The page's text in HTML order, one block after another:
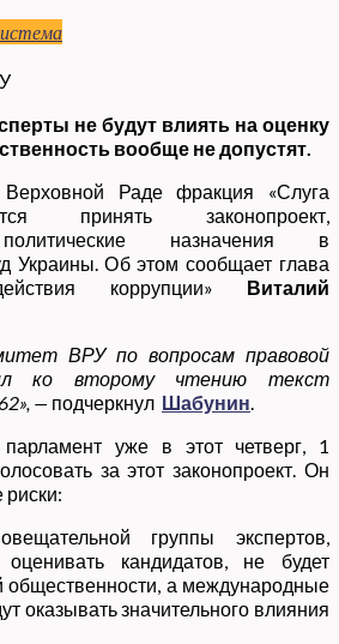
не будут влиять на оценку
вообще не допустят.
Раде фракция «Слуга
принять законопроект,
назначения в
Украины. Об этом сообщает глава
коррупции» Виталий
ВРУ по вопросам правовой
ко второму чтению текст
— подчеркнул Шабунин.
уже в этот четверг, 1
за этот законопроект. Он
группы экспертов,
оценивать кандидатов, не будет
общественности, а международные
оказывать значительного влияния